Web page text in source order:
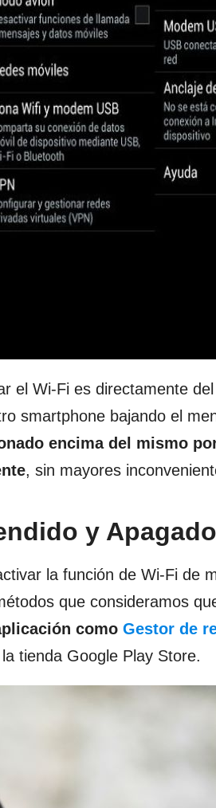
el Wi-Fi es directamente
smartphone bajando el
encima del mismo
, sin mayores
y Apagado
la función de Wi-Fi de
que consideramos
como Gestor de
la tienda Google Play Store.